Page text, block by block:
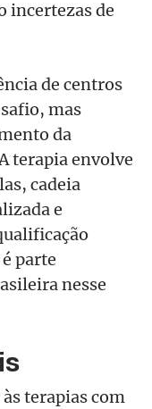
incertezas de
de centros
mas
da
terapia envolve
cadeia
e
parte
nesse
terapias com